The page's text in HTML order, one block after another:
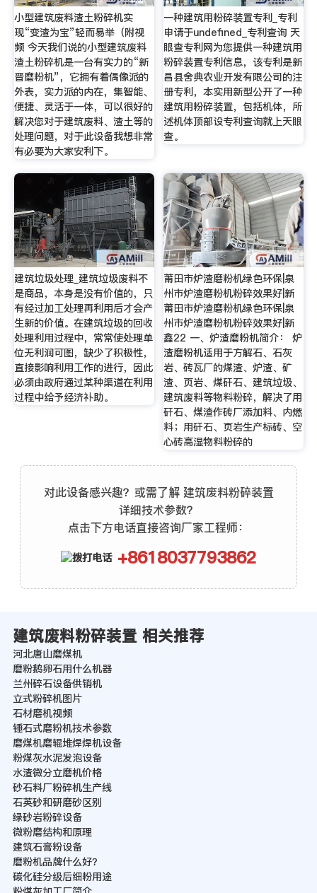
小型建筑废料渣土粉碎机实
现“变渣为宝”轻而易举（附视
频 今天我们说的小型建筑废料
渣土粉碎机是一台有实力的“新
晋磨粉机”，它拥有着偶像派的
外表，实力派的内在，集智能、
便捷、灵活于一体，可以很好的
解决您对于建筑废料、渣土等的
处理问题，对于此设备我想非常
有必要为大家安利下。
一种建筑用粉碎装置专利_专利
申请于undefined_专利查询 天
眼查专利网为您提供一种建筑用
粉碎装置专利信息，该专利是新
昌县舍典农业开发有限公司的注
册专利，本实用新型公开了一种
建筑用粉碎装置，包括机体，所
述机体顶部设专利查询就上天眼
查。
建筑垃圾处理_建筑垃圾废料不
是商品，本身是没有价值的，只
有经过加工处理再利用后才会产
生新的价值。在建筑垃圾的回收
处理利用过程中，常常使处理单
位无利润可图，缺少了积极性，
直接影响利用工作的进行，因此
必须由政府通过某种渠道在利用
过程中给予经济补助。
莆田市炉渣磨粉机绿色环保|泉
州市炉渣磨粉机粉碎效果好|新
莆田市炉渣磨粉机绿色环保|泉
州市炉渣磨粉机粉碎效果好|新
鑫22 一、炉渣磨粉机简介： 炉
渣磨粉机适用于方解石、石灰
岩、砖瓦厂的煤渣、炉渣、矿
渣、页岩、煤矸石、建筑垃圾、
建筑废料等物料粉碎，解决了用
矸石、煤渣作砖厂添加料、内燃
料；用矸石、页岩生产标砖、空
心砖高湿物料粉碎的
对此设备感兴趣？或需了解 建筑废料粉碎装置
详细技术参数？
点击下方电话直接咨询厂家工程师：
+8618037793862
建筑废料粉碎装置 相关推荐
河北唐山磨煤机
磨粉鹅卵石用什么机器
兰州碎石设备供销机
立式粉碎机图片
石材磨机视频
锤石式磨粉机技术参数
磨煤机磨辊堆焊焊机设备
粉煤灰水泥发泡设备
水渣微分立磨机价格
砂石料厂粉碎机生产线
石英砂和研磨砂区别
绿砂岩粉碎设备
微粉磨结构和原理
建筑石膏粉设备
磨粉机品牌什么好？
碳化硅分级后细粉用途